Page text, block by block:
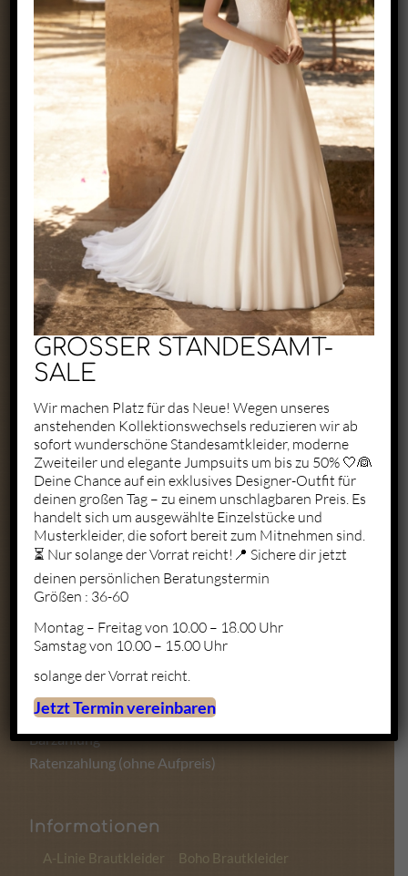
Exclusive by Perry
Zaunäckerstraße 22/2
71083 Herrenberg
+49 1523 6721684
kontakt@perry-exclusive.de
Unsere Öffungszeiten
ganz individuell nach vorherigerTerminabsprache
Mo. – Fr.: 10:00 – 19:00
Sa.: 10:00 – 18:00
So.: Geschlossen
Zahlungsmöglichkeiten
Sofortüberweisung
Barzahlung
Ratenzahlung (ohne Aufpreis)
Informationen
A-Linie Brautkleider
Boho Brautkleider
GROSSER STANDESAMT-
SALE
Wir machen Platz für das Neue! Wegen unseres
anstehenden Kollektionswechsels reduzieren wir ab
sofort wunderschöne Standesamtkleider, moderne
Zweiteiler und elegante Jumpsuits um bis zu 50% 🤍👰
Deine Chance auf ein exklusives Designer-Outfit für
deinen großen Tag – zu einem unschlagbaren Preis. Es
handelt sich um ausgewählte Einzelstücke und
Musterkleider, die sofort bereit zum Mitnehmen sind.
⏳ Nur solange der Vorrat reicht!📍 Sichere dir jetzt
deinen persönlichen Beratungstermin
Größen : 36-60
Montag – Freitag von 10.00 – 18.00 Uhr
Samstag von 10.00 – 15.00 Uhr
solange der Vorrat reicht.
Jetzt Termin vereinbaren